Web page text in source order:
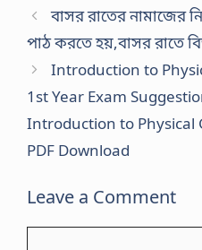
বাসর রাতের নামাজের
পাঠ করতে হয়,বাসর রাতে
Introduction to
1st Year Exam
Introduction to Physical
PDF Download
Leave a Comment